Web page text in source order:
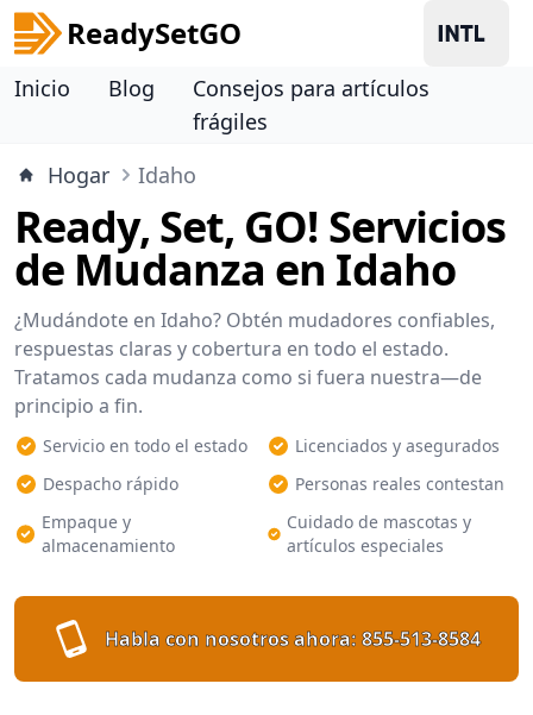
ReadySetGO
Inicio Blog
Consejos para artículos
frágiles
Hogar
Idaho
Ready, Set, GO! Servicios
de Mudanza en Idaho
¿Mudándote en Idaho? Obtén mudadores confiables,
respuestas claras y cobertura en todo el estado.
Tratamos cada mudanza como si fuera nuestra—de
principio a fin.
Servicio en todo el estado
Licenciados y asegurados
Despacho rápido
Personas reales contestan
Empaque y
almacenamiento
Cuidado de mascotas y
artículos especiales
Habla con nosotros ahora: 855-513-8584